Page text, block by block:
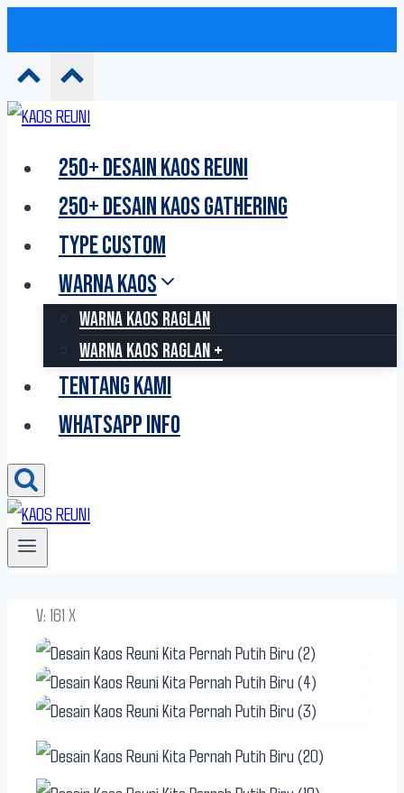
Skip
content
250+ DESAIN KAOS REUNI
250+ DESAIN KAOS GATHERING
TYPE CUSTOM
WARNA KAOS
WARNA KAOS RAGLAN
WARNA KAOS RAGLAN +
TENTANG KAMI
WHATSAPP INFO
V: 161 X